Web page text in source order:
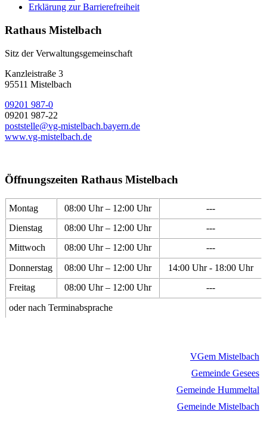
Erklärung zur Barrierefreiheit
Rathaus Mistelbach
Sitz der Verwaltungsgemeinschaft
Kanzleistraße 3
95511 Mistelbach
09201 987-0
09201 987-22
poststelle@vg-mistelbach.bayern.de
www.vg-mistelbach.de
Öffnungszeiten Rathaus Mistelbach
Montag 08:00 Uhr – 12:00 Uhr
---
Dienstag
08:00 Uhr – 12:00 Uhr
---
Mittwoch
08:00 Uhr – 12:00 Uhr
---
Donnerstag
08:00 Uhr – 12:00 Uhr
14:00 Uhr - 18:00 Uhr
Freitag
08:00 Uhr – 12:00 Uhr
---
oder nach Terminabsprache
VGem Mistelbach
Gemeinde Gesees
Gemeinde Hummeltal
Gemeinde Mistelbach